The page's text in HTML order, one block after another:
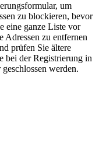
um
zu blockieren, bevor
eine ganze Liste vor
Adressen zu entfernen
prüfen Sie ältere
bei der Registrierung in
werden.